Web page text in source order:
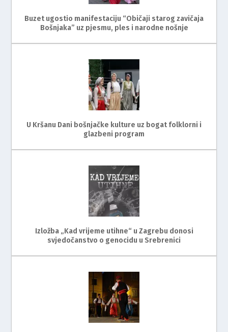
Buzet ugostio manifestaciju “Običaji starog zavičaja
Bošnjaka” uz pjesmu, ples i narodne nošnje
U Kršanu Dani bošnjačke kulture uz bogat folklorni i
glazbeni program
Izložba „Kad vrijeme utihne“ u Zagrebu donosi
svjedočanstvo o genocidu u Srebrenici